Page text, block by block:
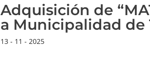
Adquisición de
a Municipalidad de
13 - 11 - 2025